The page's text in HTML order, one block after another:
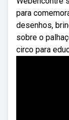
para
desenhos,
sobre o
circo para